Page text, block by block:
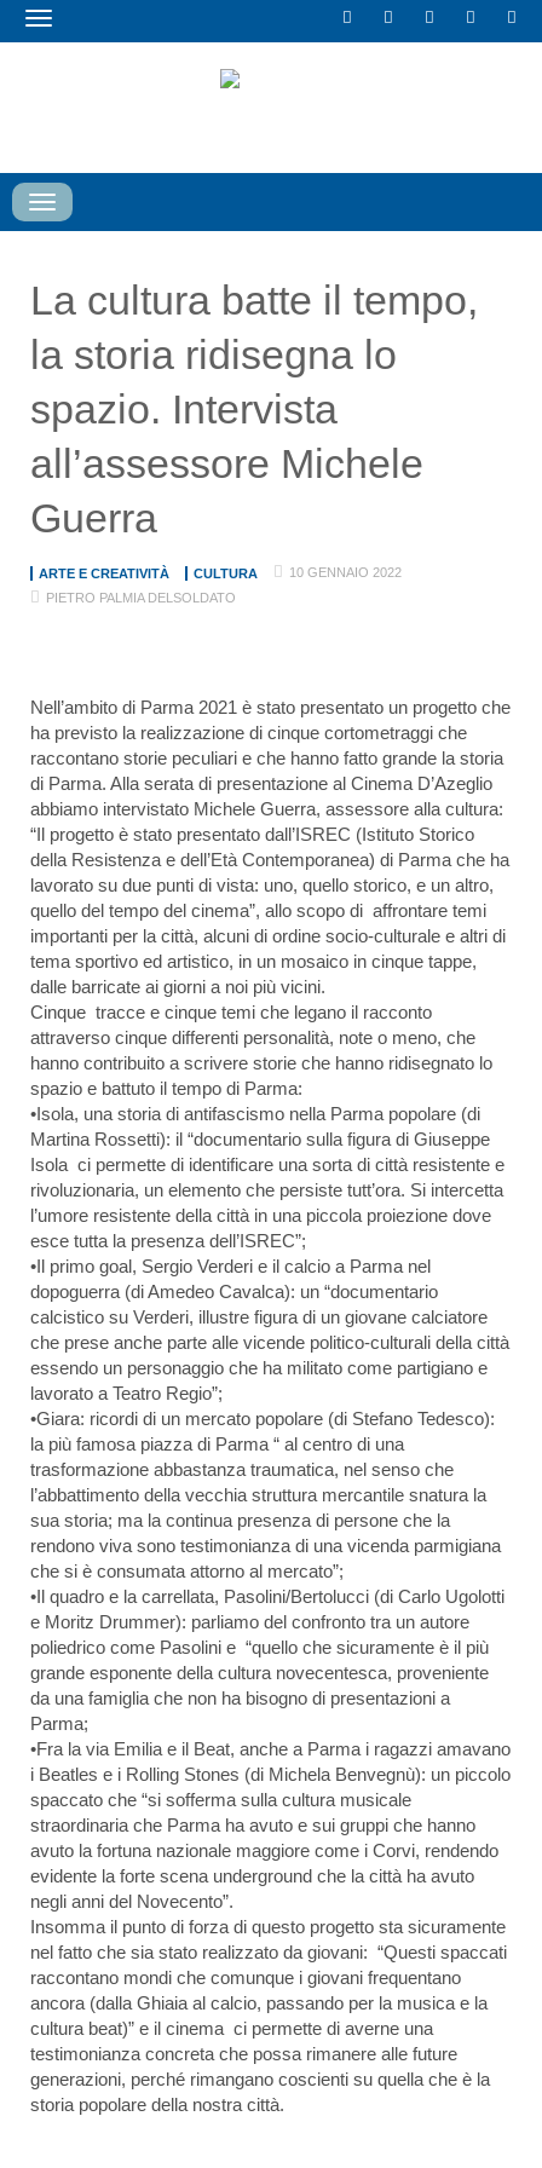
Toggle
Toggle
navigation
La cultura batte il tempo,
la storia ridisegna lo
spazio. Intervista
all’assessore Michele
Guerra
ARTE E CREATIVITÀ CULTURA
10 GENNAIO 2022
PIETRO PALMIA DELSOLDATO
Nell’ambito di Parma 2021 è stato presentato un progetto che
ha previsto la realizzazione di cinque cortometraggi che
raccontano storie peculiari e che hanno fatto grande la storia
di Parma. Alla serata di presentazione al Cinema D’Azeglio
abbiamo intervistato Michele Guerra, assessore alla cultura:
“Il progetto è stato presentato dall’ISREC (Istituto Storico
della Resistenza e dell’Età Contemporanea) di Parma che ha
lavorato su due punti di vista: uno, quello storico, e un altro,
quello del tempo del cinema”, allo scopo di affrontare temi
importanti per la città, alcuni di ordine socio-culturale e altri di
tema sportivo ed artistico, in un mosaico in cinque tappe,
dalle barricate ai giorni a noi più vicini.
Cinque tracce e cinque temi che legano il racconto
attraverso cinque differenti personalità, note o meno, che
hanno contribuito a scrivere storie che hanno ridisegnato lo
spazio e battuto il tempo di Parma:
•Isola, una storia di antifascismo nella Parma popolare (di
Martina Rossetti): il “documentario sulla figura di Giuseppe
Isola ci permette di identificare una sorta di città resistente e
rivoluzionaria, un elemento che persiste tutt’ora. Si intercetta
l’umore resistente della città in una piccola proiezione dove
esce tutta la presenza dell’ISREC”;
•Il primo goal, Sergio Verderi e il calcio a Parma nel
dopoguerra (di Amedeo Cavalca): un “documentario
calcistico su Verderi, illustre figura di un giovane calciatore
che prese anche parte alle vicende politico-culturali della città
essendo un personaggio che ha militato come partigiano e
lavorato a Teatro Regio”;
•Giara: ricordi di un mercato popolare (di Stefano Tedesco):
la più famosa piazza di Parma “ al centro di una
trasformazione abbastanza traumatica, nel senso che
l’abbattimento della vecchia struttura mercantile snatura la
sua storia; ma la continua presenza di persone che la
rendono viva sono testimonianza di una vicenda parmigiana
che si è consumata attorno al mercato”;
•Il quadro e la carrellata, Pasolini/Bertolucci (di Carlo Ugolotti
e Moritz Drummer): parliamo del confronto tra un autore
poliedrico come Pasolini e “quello che sicuramente è il più
grande esponente della cultura novecentesca, proveniente
da una famiglia che non ha bisogno di presentazioni a
Parma;
•Fra la via Emilia e il Beat, anche a Parma i ragazzi amavano
i Beatles e i Rolling Stones (di Michela Benvegnù): un piccolo
spaccato che “si sofferma sulla cultura musicale
straordinaria che Parma ha avuto e sui gruppi che hanno
avuto la fortuna nazionale maggiore come i Corvi, rendendo
evidente la forte scena underground che la città ha avuto
negli anni del Novecento”.
Insomma il punto di forza di questo progetto sta sicuramente
nel fatto che sia stato realizzato da giovani: “Questi spaccati
raccontano mondi che comunque i giovani frequentano
ancora (dalla Ghiaia al calcio, passando per la musica e la
cultura beat)” e il cinema ci permette di averne una
testimonianza concreta che possa rimanere alle future
generazioni, perché rimangano coscienti su quella che è la
storia popolare della nostra città.